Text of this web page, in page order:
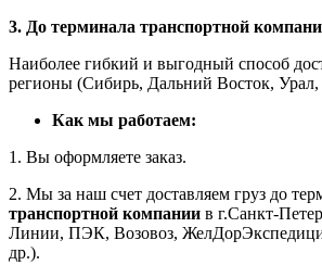
3. До терминала транспортной
Наиболее гибкий и выгодный способ
регионы (Сибирь, Дальний Восток,
Как мы работаем:
1. Вы оформляете заказ.
2. Мы за наш счет доставляем груз до
транспортной компании в г.Санкт-
Линии, ПЭК, Возовоз,
др.).